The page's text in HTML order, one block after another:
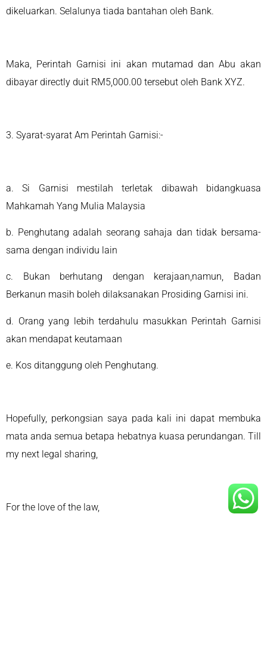
dikeluarkan. Selalunya tiada bantahan oleh Bank.
Maka, Perintah Garnisi ini akan mutamad dan Abu akan
dibayar directly duit RM5,000.00 tersebut oleh Bank XYZ.
3. Syarat-syarat Am Perintah Garnisi:-
a. Si Garnisi mestilah terletak dibawah bidangkuasa
Mahkamah Yang Mulia Malaysia
b. Penghutang adalah seorang sahaja dan tidak bersama-
sama dengan individu lain
c. Bukan berhutang dengan kerajaan,namun, Badan
Berkanun masih boleh dilaksanakan Prosiding Garnisi ini.
d. Orang yang lebih terdahulu masukkan Perintah Garnisi
akan mendapat keutamaan
e. Kos ditanggung oleh Penghutang.
Hopefully, perkongsian saya pada kali ini dapat membuka
mata anda semua betapa hebatnya kuasa perundangan. Till
my next legal sharing,
For the love of the law,